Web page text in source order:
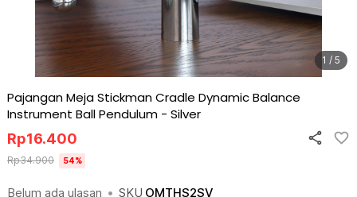
1 / 5
Pajangan Meja Stickman Cradle Dynamic Balance
Instrument Ball Pendulum - Silver
Belum ada ulasan • SKU OMTHS2SV
Rp16.400
Rp34.900 54%